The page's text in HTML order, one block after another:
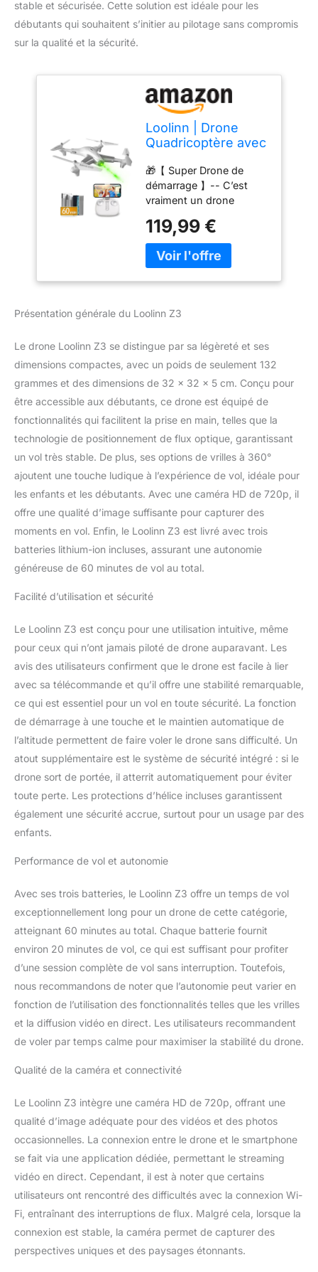
stable et sécurisée. Cette solution est idéale pour les
débutants qui souhaitent s’initier au pilotage sans compromis
sur la qualité et la sécurité.
Loolinn | Drone
Quadricoptère avec
Enfant (Cadeau 12+
ans) - Localisation
par flux optique, Vol
Très Stable, Temps
de vol de 60
Minutes, Vrilles à
360°, Certification
C0 Approuvée
🎁【 Super Drone de
démarrage 】-- C’est
vraiment un drone
enfants qui espèrent
s’initier au pilotage de
drone. Les enfants vont
ou Noël!!! 🎁【
stationnaire intelligent
】-- Il y a un capteur de
positionnement de flux
inférieure du drone. Il
permet au drone de
planer automatiquement
et de maintenir sa
position pour voler de
manière très stable. 🎁【
Plus de 60 Minutes de
temps de vol 】-- Fourni
avec 3 batteries
rechargeables. Le temps
de vol total est de plus
de 60 minutes (environ
durée de vie de la
similaires n’est que
d’environ 7 minutes, la
nôtre est augmentée de
plus de 50%. 🎁【 Super
serez surpris à quel point
il est facile à utiliser -
parfait pour des
débutants. Celà
demande juste un peu
de pratique pour devenir
un pilote de drone
confiant. 🎁【 Vrilles à
vrilles et cascades
drone. Il leur offre un
l’apprentissage de la
mécanique avancée.
119,99 €
Présentation générale du Loolinn Z3
Le drone Loolinn Z3 se distingue par sa légèreté et ses
dimensions compactes, avec un poids de seulement 132
grammes et des dimensions de 32 x 32 x 5 cm. Conçu pour
être accessible aux débutants, ce drone est équipé de
fonctionnalités qui facilitent la prise en main, telles que la
technologie de positionnement de flux optique, garantissant
un vol très stable. De plus, ses options de vrilles à 360°
ajoutent une touche ludique à l’expérience de vol, idéale pour
les enfants et les débutants. Avec une caméra HD de 720p, il
offre une qualité d’image suffisante pour capturer des
moments en vol. Enfin, le Loolinn Z3 est livré avec trois
batteries lithium-ion incluses, assurant une autonomie
généreuse de 60 minutes de vol au total.
Facilité d’utilisation et sécurité
Le Loolinn Z3 est conçu pour une utilisation intuitive, même
pour ceux qui n’ont jamais piloté de drone auparavant. Les
avis des utilisateurs confirment que le drone est facile à lier
avec sa télécommande et qu’il offre une stabilité remarquable,
ce qui est essentiel pour un vol en toute sécurité. La fonction
de démarrage à une touche et le maintien automatique de
l’altitude permettent de faire voler le drone sans difficulté. Un
atout supplémentaire est le système de sécurité intégré : si le
drone sort de portée, il atterrit automatiquement pour éviter
toute perte. Les protections d’hélice incluses garantissent
également une sécurité accrue, surtout pour un usage par des
enfants.
Performance de vol et autonomie
Avec ses trois batteries, le Loolinn Z3 offre un temps de vol
exceptionnellement long pour un drone de cette catégorie,
atteignant 60 minutes au total. Chaque batterie fournit
environ 20 minutes de vol, ce qui est suffisant pour profiter
d’une session complète de vol sans interruption. Toutefois,
nous recommandons de noter que l’autonomie peut varier en
fonction de l’utilisation des fonctionnalités telles que les vrilles
et la diffusion vidéo en direct. Les utilisateurs recommandent
de voler par temps calme pour maximiser la stabilité du drone.
Qualité de la caméra et connectivité
Le Loolinn Z3 intègre une caméra HD de 720p, offrant une
qualité d’image adéquate pour des vidéos et des photos
occasionnelles. La connexion entre le drone et le smartphone
se fait via une application dédiée, permettant le streaming
vidéo en direct. Cependant, il est à noter que certains
utilisateurs ont rencontré des difficultés avec la connexion Wi-
Fi, entraînant des interruptions de flux. Malgré cela, lorsque la
connexion est stable, la caméra permet de capturer des
perspectives uniques et des paysages étonnants.